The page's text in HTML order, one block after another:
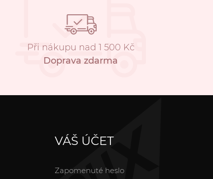
Při nákupu nad 1 500 Kč
Doprava zdarma
VÁŠ ÚČET
Zapomenuté heslo